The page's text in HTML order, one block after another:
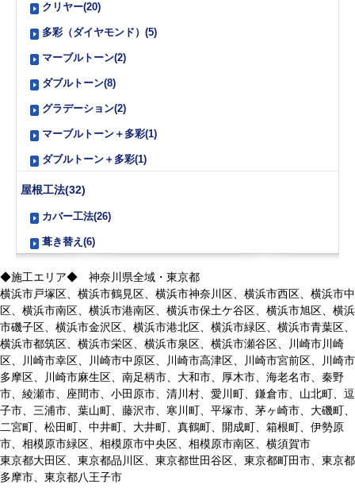
クリヤー(20)
多彩（ダイヤモンド）(5)
マーブルトーン(2)
ダブルトーン(8)
グラデーション(2)
マーブルトーン＋多彩(1)
ダブルトーン＋多彩(1)
屋根工法(32)
カバー工法(26)
葺き替え(6)
◆施工エリア◆ 神奈川県全域・東京都
横浜市戸塚区、横浜市鶴見区、横浜市神奈川区、横浜市西区、横浜市中
区、横浜市南区、横浜市港南区、横浜市保土ケ谷区、横浜市旭区、横浜
市磯子区、横浜市金沢区、横浜市港北区、横浜市緑区、横浜市青葉区、
横浜市都筑区、横浜市栄区、横浜市泉区、横浜市瀬谷区、川崎市川崎
区、川崎市幸区、川崎市中原区、川崎市高津区、川崎市宮前区、川崎市
多摩区、川崎市麻生区、南足柄市、大和市、厚木市、海老名市、秦野
市、綾瀬市、座間市、小田原市、清川村、愛川町、鎌倉市、山北町、逗
子市、三浦市、葉山町、藤沢市、寒川町、平塚市、茅ヶ崎市、大磯町、
二宮町、松田町、中井町、大井町、真鶴町、開成町、箱根町、伊勢原
市、相模原市緑区、相模原市中央区、相模原市南区、横須賀市
東京都大田区、東京都品川区、東京都世田谷区、東京都町田市、東京都
多摩市、東京都八王子市